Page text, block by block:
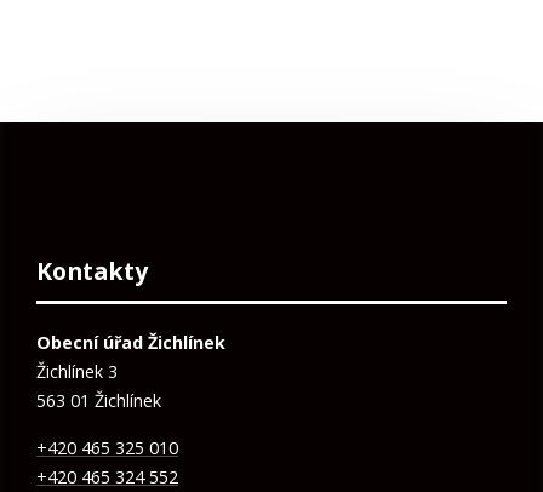
Kontakty
Obecní úřad Žichlínek
Žichlínek 3
563 01 Žichlínek
+420 465 325 010
+420 465 324 552